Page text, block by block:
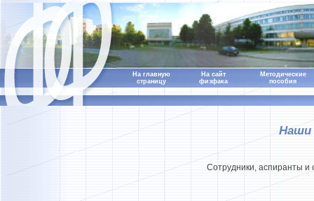
На главную
страницу
На сайт
физфака
Методические
пособия
Наши
Сотрудники, аспиранты и